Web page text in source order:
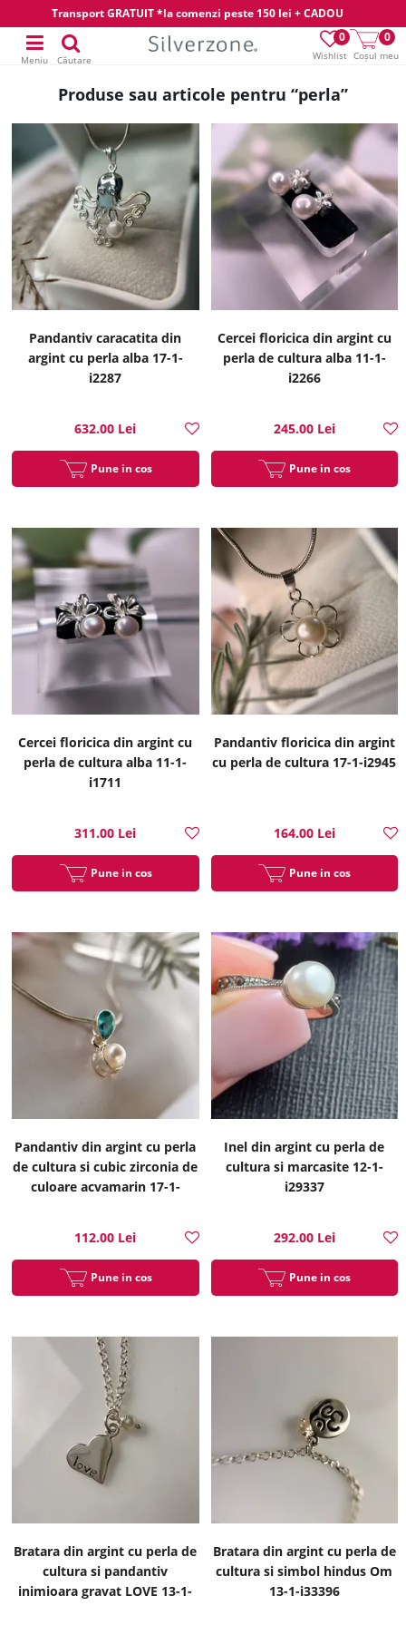
Transport GRATUIT *la comenzi peste 150 lei + CADOU
Wishlist
0
Coșul meu
0
Meniu Căutare
Produse sau articole pentru “perla”
Pandantiv caracatita din
argint cu perla alba 17-1-
i2287
632.00 Lei
Pune in cos
Cercei floricica din argint cu
perla de cultura alba 11-1-
i2266
245.00 Lei
Pune in cos
Cercei floricica din argint cu
perla de cultura alba 11-1-
i1711
311.00 Lei
Pune in cos
Pandantiv floricica din argint
cu perla de cultura 17-1-i2945
164.00 Lei
Pune in cos
Pandantiv din argint cu perla
de cultura si cubic zirconia de
culoare acvamarin 17-1-
112.00 Lei
Pune in cos
Inel din argint cu perla de
cultura si marcasite 12-1-
i29337
292.00 Lei
Pune in cos
Bratara din argint cu perla de
cultura si pandantiv
inimioara gravat LOVE 13-1-
Bratara din argint cu perla de
cultura si simbol hindus Om
13-1-i33396